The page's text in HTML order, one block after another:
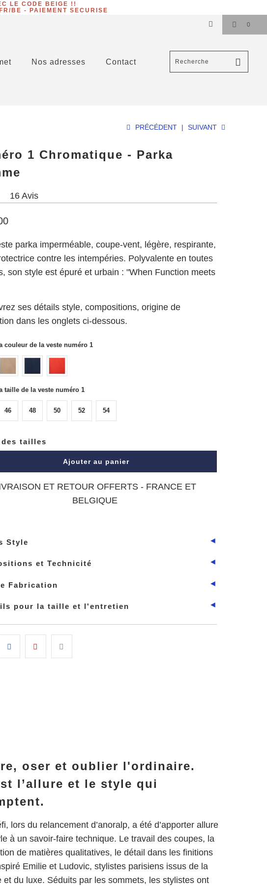
LE CODE BEIGE !!
BE - PAIEMENT SECURISE
0
Nos adresses Contact
PRÉCÉDENT | SUIVANT
1 Chromatique - Parka
16 Avis
parka imperméable, coupe-vent, légère, respirante,
contre les intempéries. Polyvalente en toutes
son style est épuré et urbain : "When Function meets
ses détails style, compositions, origine de
dans les onglets ci-dessous.
couleur de la veste numéro 1
taille de la veste numéro 1
46 48 50 52 54
des tailles
Ajouter au panier
ET RETOUR OFFERTS - FRANCE ET
BELGIQUE
◄
Style
◄
et Technicité
◄
Fabrication
◄
pour la taille et l'entretien
oser et oublier l'ordinaire.
l’allure et le style qui
lors du relancement d’anoralp, a été d’apporter allure
à un savoir-faire technique. Le travail des coupes, la
de matières qualitatives, le détail dans les finitions
Emilie et Ludovic, stylistes parisiens issus de la
et du luxe. Séduits par les sommets, les stylistes ont